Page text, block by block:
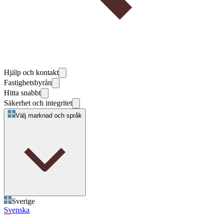
Hjälp och kontakt
Fastighetsbyrån
Hitta snabbt
Säkerhet och integritet
Välj marknad och språk
Sverige
Svenska